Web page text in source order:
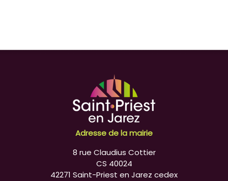
Adresse de la mairie
8 rue Claudius Cottier
CS 40024
42271 Saint-Priest en Jarez cedex